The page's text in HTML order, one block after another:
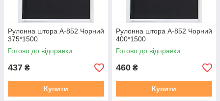
Рулонна штора А-852 Чорний
375*1500
Готово до відправки
437 ₴
Купити
Рулонна штора А-852 Чорний
400*1500
Готово до відправки
460 ₴
Купити